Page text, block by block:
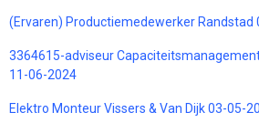
(Ervaren) Productiemedewerker Randstad
3364615-adviseur
11-06-2024
Elektro Monteur Vissers & Van Dijk 03-05-